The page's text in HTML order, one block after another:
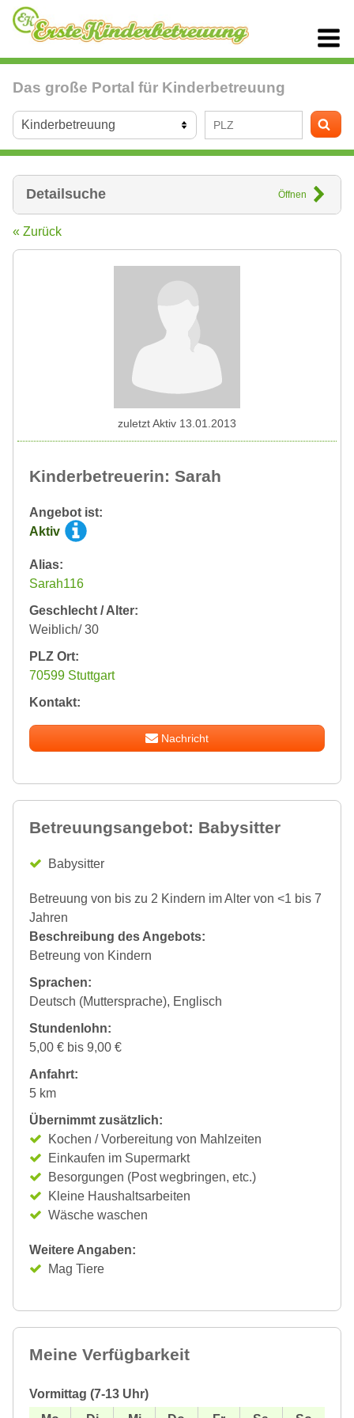
Das große Portal für Kinderbetreuung
Detailsuche Öffnen
« Zurück
Kinderbetreuerin: Sarah
Angebot ist:
Aktiv
Alias:
Sarah116
Geschlecht / Alter:
Weiblich/ 30
PLZ Ort:
70599 Stuttgart
Kontakt:
Nachricht
zuletzt Aktiv 13.01.2013
Betreuungsangebot: Babysitter
Babysitter
Betreuung von bis zu 2 Kindern im Alter von <1 bis 7
Jahren
Beschreibung des Angebots:
Betreung von Kindern
Sprachen:
Deutsch (Muttersprache), Englisch
Stundenlohn:
5,00 € bis 9,00 €
Anfahrt:
5 km
Übernimmt zusätzlich:
Kochen / Vorbereitung von Mahlzeiten
Einkaufen im Supermarkt
Besorgungen (Post wegbringen, etc.)
Kleine Haushaltsarbeiten
Wäsche waschen
Weitere Angaben:
Mag Tiere
Meine Verfügbarkeit
Vormittag (7-13 Uhr)